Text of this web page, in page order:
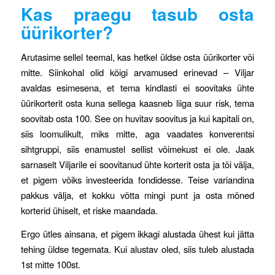
Kas praegu tasub osta
üürikorter?
Arutasime sellel teemal, kas hetkel üldse osta üürikorter või
mitte. Siinkohal olid kõigi arvamused erinevad – Viljar
avaldas esimesena, et tema kindlasti ei soovitaks ühte
üürikorterit osta kuna sellega kaasneb liiga suur risk, tema
soovitab osta 100. See on huvitav soovitus ja kui kapitali on,
siis loomulikult, miks mitte, aga vaadates konverentsi
sihtgruppi, siis enamustel sellist võimekust ei ole. Jaak
sarnaselt Viljarile ei soovitanud ühte korterit osta ja tõi välja,
et pigem võiks investeerida fondidesse. Teise variandina
pakkus välja, et kokku võtta mingi punt ja osta mõned
korterid ühiselt, et riske maandada.
Ergo ütles ainsana, et pigem ikkagi alustada ühest kui jätta
tehing üldse tegemata. Kui alustav oled, siis tuleb alustada
1st mitte 100st.